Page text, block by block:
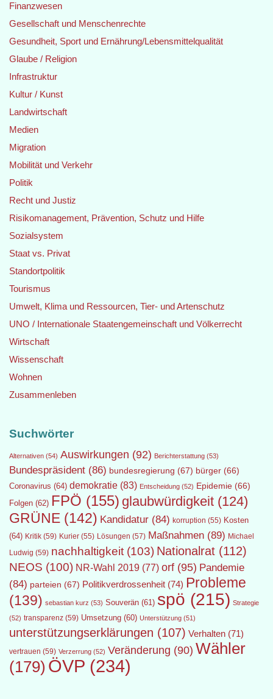
Finanzwesen
Gesellschaft und Menschenrechte
Gesundheit, Sport und Ernährung/Lebensmittelqualität
Glaube / Religion
Infrastruktur
Kultur / Kunst
Landwirtschaft
Medien
Migration
Mobilität und Verkehr
Politik
Recht und Justiz
Risikomanagement, Prävention, Schutz und Hilfe
Sozialsystem
Staat vs. Privat
Standortpolitik
Tourismus
Umwelt, Klima und Ressourcen, Tier- und Artenschutz
UNO / Internationale Staatengemeinschaft und Völkerrecht
Wirtschaft
Wissenschaft
Wohnen
Zusammenleben
Suchwörter
Alternativen (54) Auswirkungen (92) Berichterstattung (53)
Bundespräsident (86) bundesregierung (67) bürger (66)
Coronavirus (64) demokratie (83) Entscheidung (52) Epidemie (66)
Folgen (62) FPÖ (155) glaubwürdigkeit (124)
GRÜNE (142) Kandidatur (84) korruption (55) Kosten
(64) Kritik (59) Kurier (55) Lösungen (57) Maßnahmen (89) Michael
Ludwig (59) nachhaltigkeit (103) Nationalrat (112)
NEOS (100) NR-Wahl 2019 (77) orf (95) Pandemie
(84) parteien (67) Politikverdrossenheit (74) Probleme
(139) sebastian kurz (53) Souverän (61) spö (215) Strategie
(52) transparenz (59) Umsetzung (60) Unterstützung (51)
unterstützungserklärungen (107) Verhalten (71)
vertrauen (59) Verzerrung (52) Veränderung (90) Wähler
(179) ÖVP (234)